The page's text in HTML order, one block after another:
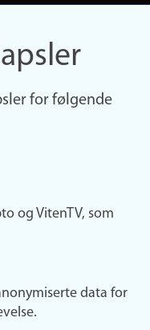
for følgende
og VitenTV, som
data for